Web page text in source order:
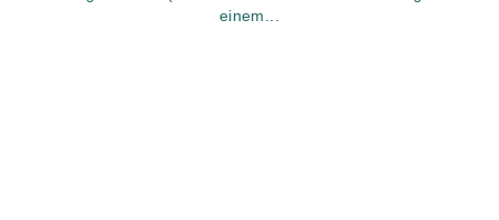
einem...